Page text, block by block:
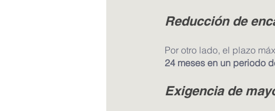
Reducción de
Por otro lado, el plazo
24 meses en un periodo
Exigencia de